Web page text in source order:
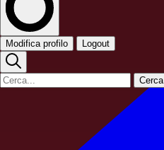
Modifica profilo Logout
Cerca